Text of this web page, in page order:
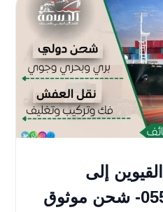
إلى
الطائف | 0557643821- شحن موثوق